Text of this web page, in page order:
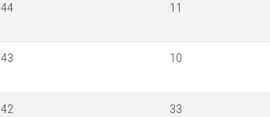
44 11
43 10
42 33